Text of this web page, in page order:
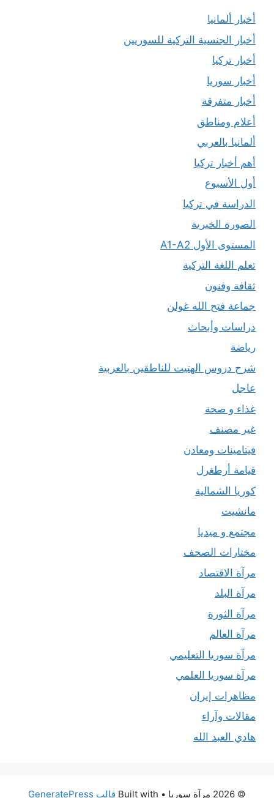
أخبار ألمانيا
أخبار الجنسية التركية للسوريين
أخبار تركيا
أخبار سوريا
أخبار متفرقة
أعلام ومناطق
ألمانيا بالعربي
أهم أخبار تركيا
أول الأسبوع
الدراسة في تركيا
الصورة الخبرية
المستوى الأول A1-A2
تعلم اللغة التركية
ثقافة وفنون
جماعة فتح الله غولن
دراسات وأبحاث
رياضة
شرح دروس الهتيت للناطقين بالعربية
عاجل
غذاء و صحة
غير مصنف
فيتامينات ومعادن
قيامة أرطغرل
كوريا الشمالية
مانشيت
مجتمع و ميديا
مختارات الصحف
مرآة الاقتصاد
مرآة البلد
مرآة الثورة
مرآة العالم
مرآة سوريا التعليمي
مرآة سوريا العلمي
مظاهرات إيران
مقالات وآراء
هادي العبد الله
© 2026 مرآة سوريا • Built with قالب GeneratePress